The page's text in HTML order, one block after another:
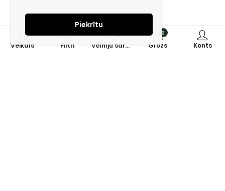
Veikals Filtri Vēlmju saraksts
0
Grozs Konts
Piekrītu